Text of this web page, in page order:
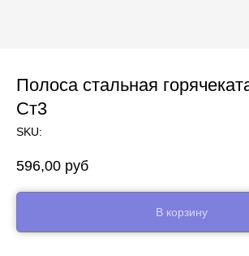
Полоса стальная
Ст3
SKU:
596,00 руб
В корзину